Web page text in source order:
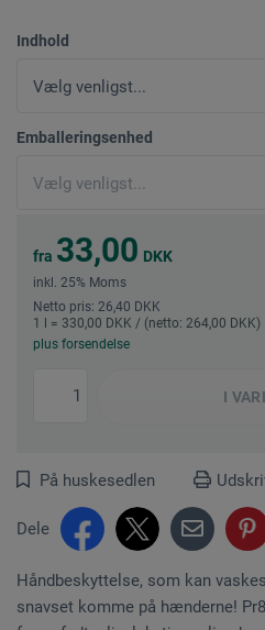
Indhold
Emballeringsenhed
fra 33,00 DKK
inkl. 25% Moms
Netto pris: 26,40 DKK
1 l = 330,00 DKK / (netto: 264,00 DKK)
plus forsendelse
I
På huskesedlen
Dele
Håndbeskyttelse, som kan
snavset komme på hænderne!